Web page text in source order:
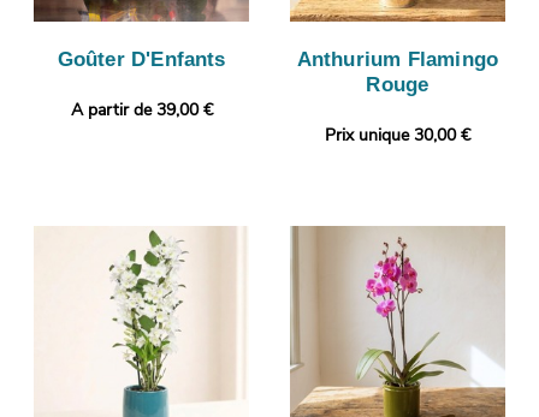
Goûter D'Enfants
A partir de 39,00 €
Anthurium Flamingo
Rouge
Prix unique 30,00 €